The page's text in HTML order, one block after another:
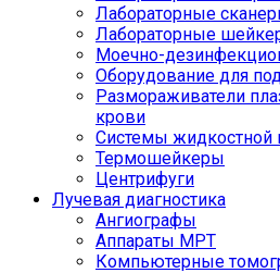
Лабораторные
Лабораторные
Моечно-
Оборудование для
Размораживатели
крови
Системы жидкостной
Термошейкеры
Центрифуги
Лучевая диагностика
Ангиографы
Аппараты МРТ
Компьютерные